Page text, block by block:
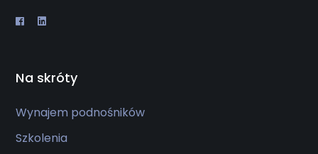
Na skróty
Wynajem podnośników
Szkolenia